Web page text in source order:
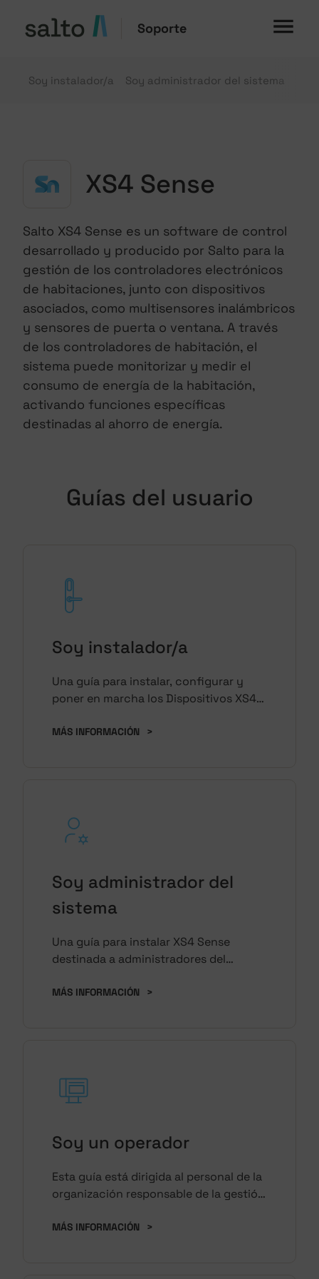
Soporte
Soy instalador/a Soy administrador del sistema
XS4 Sense
Salto XS4 Sense es un software de control
desarrollado y producido por Salto para la
gestión de los controladores electrónicos
de habitaciones, junto con dispositivos
asociados, como multisensores inalámbricos
y sensores de puerta o ventana. A través
de los controladores de habitación, el
sistema puede monitorizar y medir el
consumo de energía de la habitación,
activando funciones específicas
destinadas al ahorro de energía.
Guías del usuario
Soy instalador/a
Una guía para instalar, configurar y
poner en marcha los Dispositivos XS4
MÁS INFORMACIÓN >
Soy administrador del
sistema
Una guía para instalar XS4 Sense
destinada a administradores del
MÁS INFORMACIÓN >
Soy un operador
Esta guía está dirigida al personal de la
organización responsable de la gestión
MÁS INFORMACIÓN >